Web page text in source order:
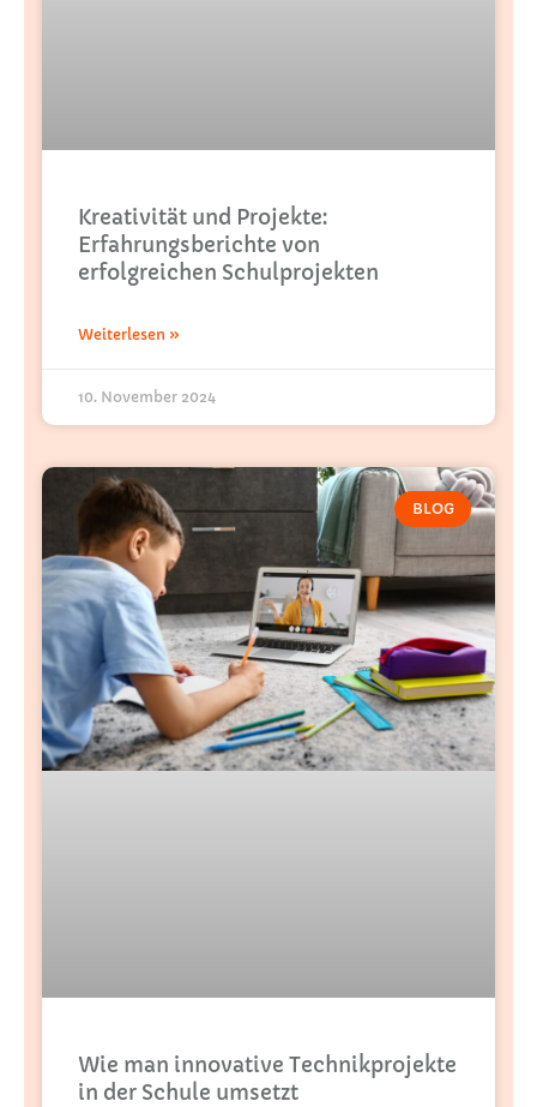
Kreativität und Projekte:
Erfahrungsberichte von
erfolgreichen Schulprojekten
Weiterlesen »
10. November 2024
BLOG
Wie man innovative Technikprojekte
in der Schule umsetzt